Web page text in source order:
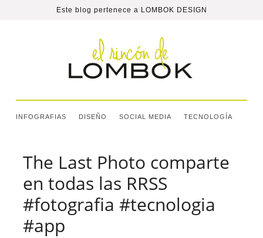
Este blog pertenece a LOMBOK DESIGN
INFOGRAFIAS DISEÑO SOCIAL MEDIA TECNOLOGÍA
The Last Photo comparte
en todas las RRSS
#fotografia #tecnologia
#app